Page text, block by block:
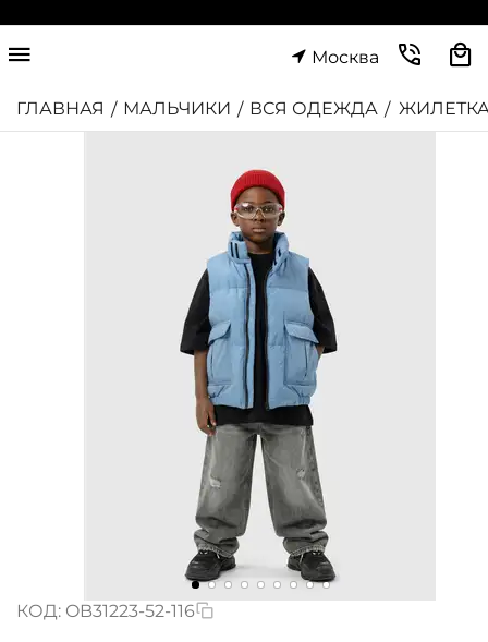
Москва
ГЛАВНАЯ / МАЛЬЧИКИ / ВСЯ ОДЕЖДА /
КОД: OB31223-52-116